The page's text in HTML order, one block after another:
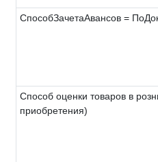
СпособЗачетаАвансов =
Способ оценки товаров в
приобретения)